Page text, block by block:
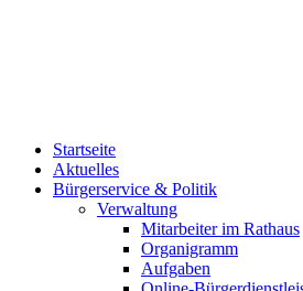
Startseite
Aktuelles
Bürgerservice & Politik
Verwaltung
Mitarbeiter im Rathaus
Organigramm
Aufgaben